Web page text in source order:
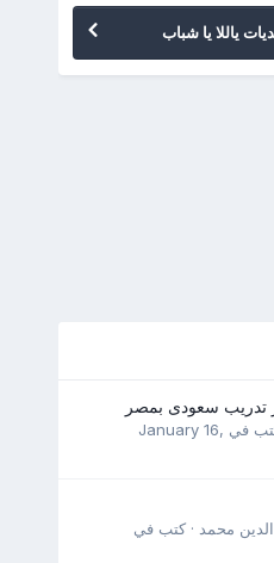
ياللا يا شباب
تدريب سعودى بمصر
في January 16,
محمد · كتب في